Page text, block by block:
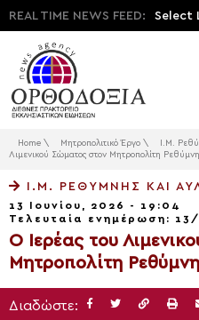
REAL TIME NEWS FEED: Select
Home \ Μητροπολιτικό Έργο \ Ι.Μ.
Λιμενικού Σώματος στον Μητροπολίτη
Ι.Μ. ΡΕΘΎΜΝΗΣ ΚΑΙ
13 Ιουνίου, 2026 - 19:04
Τελευταία ενημέρωση:
Ο Ιερέας του
Μητροπολίτη
Διαδώστε: